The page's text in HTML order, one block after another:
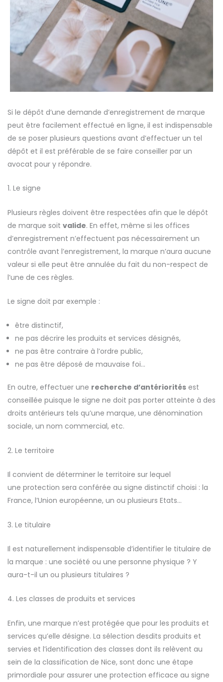
Si le dépôt d’une demande d’enregistrement de marque
peut être facilement effectué en ligne, il est indispensable
de se poser plusieurs questions avant d’effectuer un tel
dépôt et il est préférable de se faire conseiller par un
avocat pour y répondre.
1. Le signe
Plusieurs règles doivent être respectées afin que le dépôt
de marque soit valide. En effet, même si les offices
d’enregistrement n’effectuent pas nécessairement un
contrôle avant l’enregistrement, la marque n’aura aucune
valeur si elle peut être annulée du fait du non-respect de
l’une de ces règles.
Le signe doit par exemple :
être distinctif,
ne pas décrire les produits et services désignés,
ne pas être contraire à l’ordre public,
ne pas être déposé de mauvaise foi…
En outre, effectuer une recherche d’antériorités est
conseillée puisque le signe ne doit pas porter atteinte à des
droits antérieurs tels qu’une marque, une dénomination
sociale, un nom commercial, etc.
2. Le territoire
Il convient de déterminer le territoire sur lequel
une protection sera conférée au signe distinctif choisi : la
France, l’Union européenne, un ou plusieurs Etats…
3. Le titulaire
Il est naturellement indispensable d’identifier le titulaire de
la marque : une société ou une personne physique ? Y
aura-t-il un ou plusieurs titulaires ?
4. Les classes de produits et services
Enfin, une marque n’est protégée que pour les produits et
services qu’elle désigne. La sélection desdits produits et
servies et l’identification des classes dont ils relèvent au
sein de la classification de Nice, sont donc une étape
primordiale pour assurer une protection efficace au signe